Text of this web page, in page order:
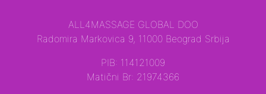
ALL4MASSAGE GLOBAL DOO
Radomira Markovica 9, 11000 Beograd Srbija
PIB: 114121009
Matični Br: 21974366